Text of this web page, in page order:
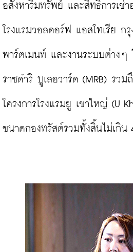
อสังหาริมทรัพย์ และสิทธิการเช่า
โรงแรมวอลดอร์ฟ แอสโทเรีย ก
พาร์ตเมนท์ และงานระบบต่างๆ
ราชดำริ บูเลอวาร์ด (MRB) รวม
โครงการโรงแรมยู เขาใหญ่ (U
ขนาดกองทรัสต์รวมทั้งสิ้นไม่เกิน